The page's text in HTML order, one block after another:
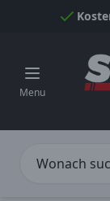
Skip to Content
Menu